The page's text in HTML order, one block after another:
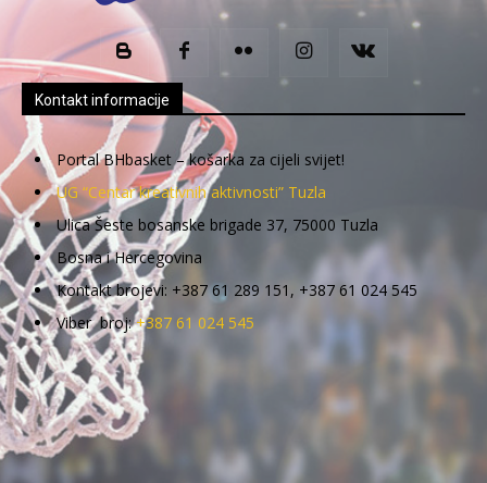
Kontakt informacije
Portal BHbasket – košarka za cijeli svijet!
UG “Centar kreativnih aktivnosti” Tuzla
Ulica Šeste bosanske brigade 37, 75000 Tuzla
Bosna i Hercegovina
Kontakt brojevi: +387 61 289 151, +387 61 024 545
Viber broj:+387 61 024 545